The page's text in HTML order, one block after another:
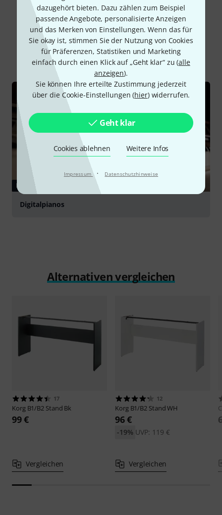
dazugehört bieten. Dazu zählen zum Beispiel
passende Angebote, personalisierte Anzeigen
und das Merken von Einstellungen. Wenn das für
Sie okay ist, stimmen Sie der Nutzung von Cookies
für Präferenzen, Statistiken und Marketing
einfach durch einen Klick auf „Geht klar“ zu (alle
anzeigen).
Sie können Ihre erteilte Zustimmung jederzeit
über die Cookie-Einstellungen (hier) widerrufen.
Geht klar
Cookies ablehnen Weitere Infos
Impressum · Datenschutzhinweise
Schon gewusst?
Alle Ratgeber
RATGEBER
Digitalpianos
Alternativen vergleichen
17
Korg B1/B2 Stand Bk
99 €
Vergleichen
12
Korg B1/B2 Stand WH
96 €
UVP: 119 €
-19%
Vergleichen